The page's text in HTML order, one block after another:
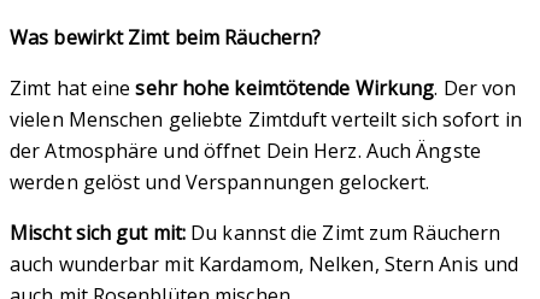
Was bewirkt Zimt beim Räuchern?
Zimt hat einesehr hohe keimtötende Wirkung. Der von
vielen Menschen geliebte Zimtduft verteilt sich sofort in
der Atmosphäre und öffnet Dein Herz. Auch Ängste
werden gelöst und Verspannungen gelockert.
Mischt sich gut mit: Du kannst die Zimt zum Räuchern
auch wunderbar mit Kardamom, Nelken, Stern Anis und